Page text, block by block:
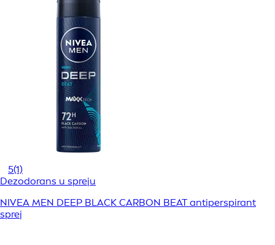
5(1)
Dezodorans u spreju
NIVEA MEN DEEP BLACK CARBON BEAT antiperspirant
sprej